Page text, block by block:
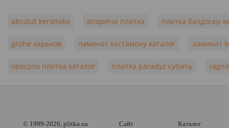
absolut keramika апаричи плитка плитка балдосер
grohe харьков ламинат кастамону каталог ламинат
opoczno плитка каталог плитка paradyz купить
© 1999-2026, plitka.ua
Сайт
Каталог